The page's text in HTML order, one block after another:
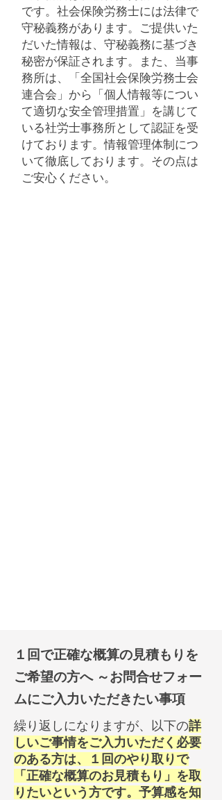
です。社会保険労務士には法律で
守秘義務があります。
ご提供いた
だいた情報は、守秘義務に基づき
秘密が保証されます。
また、当事
務所は、
「 全国社会保険労務士会
連合会」から
「個人情報等につい
て適切な安全管理措置」を講じて
いる社労士事務所として認証を受
けております。情報管理体制につ
いて徹底しております。その点は
ご安心ください。
​１回で正確な概算の見積もりを
ご希望の方へ ～お問合せフォー
ムにご入力いただきたい事項
繰り返しになりますが、以下の詳
しいご事情をご入力いただく必要
のある方は、１回のやり取りで
「正確な概算のお見積もり」を取
りたいという方です。予算感を知